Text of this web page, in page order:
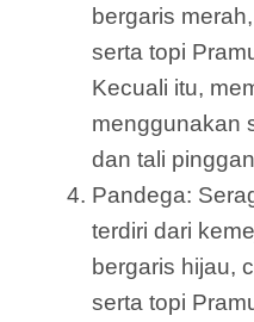
bergaris
serta topi
Kecuali itu,
menggunakan
dan tali
Pandega:
terdiri dari
bergaris hijau,
serta topi